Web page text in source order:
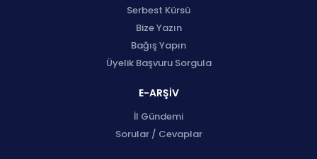
Serbest Kürsü
Bize Yazın
Bağış Yapın
Üyelik Başvuru Sorgula
E-ARŞİV
İl Gündemi
Sorular / Cevaplar